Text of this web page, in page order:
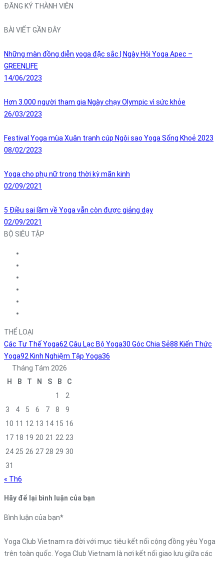
ĐĂNG KÝ THÀNH VIÊN
BÀI VIẾT GẦN ĐÂY
Những màn đồng diễn yoga đặc sắc | Ngày Hội Yoga Apec –
GREENLIFE
14/06/2023
Hơn 3.000 người tham gia Ngày chạy Olympic vì sức khỏe
26/03/2023
Festival Yoga mùa Xuân tranh cúp Ngôi sao Yoga Sống Khoẻ 2023
08/02/2023
Yoga cho phụ nữ trong thời kỳ mãn kinh
02/09/2021
5 Điều sai lầm về Yoga vẫn còn được giảng dạy
02/09/2021
BỘ SIÊU TẬP
THỂ LOẠI
Các Tư Thế Yoga62Câu Lạc Bộ Yoga30 Góc Chia Sẻ88 Kiến Thức
Yoga92 Kinh Nghiệm Tập Yoga36
Tháng Tám 2026
H
B T N S B
C
1
2
3
4 5 6 7 8
9
10 11 12 13 14 15 16
17 18 19 20 21 22 23
24 25 26 27 28 29 30
31
« Th6
Hãy để lại bình luận của bạn
Bình luận của bạn*
Yoga Club Vietnam ra đời với mục tiêu kết nối cộng đồng yêu Yoga
trên toàn quốc. Yoga Club Vietnam là nơi kết nối giao lưu giữa các